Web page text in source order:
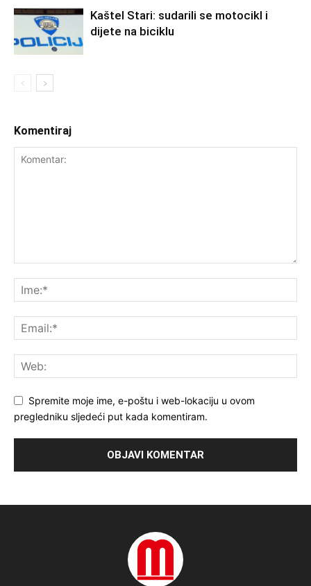
Kaštel Stari: sudarili se motocikl i
dijete na biciklu
Komentiraj
Spremite moje ime, e-poštu i web-lokaciju u ovom
pregledniku sljedeći put kada komentiram.